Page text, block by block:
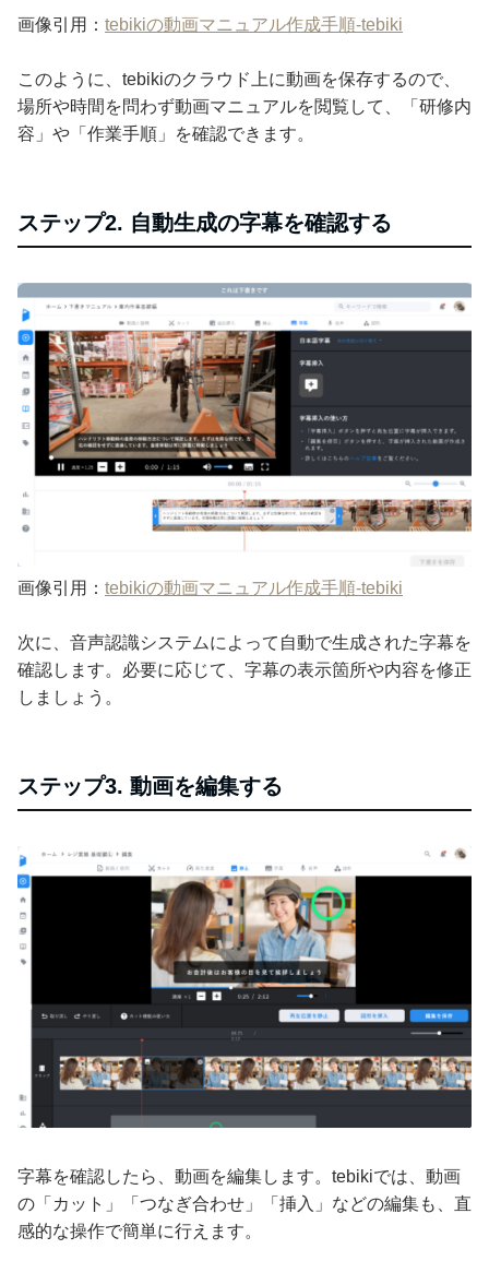
画像引用： tebikiの動画マニュアル作成手順-tebiki
このように、tebikiのクラウド上に動画を保存するので、
場所や時間を問わず動画マニュアルを閲覧して、「研修内
容」や「作業手順」を確認できます。
ステップ2. 自動生成の字幕を確認する
画像引用： tebikiの動画マニュアル作成手順-tebiki
次に、音声認識システムによって自動で生成された字幕を
確認します。必要に応じて、字幕の表示箇所や内容を修正
しましょう。
ステップ3. 動画を編集する
字幕を確認したら、動画を編集します。tebikiでは、動画
の「カット」「つなぎ合わせ」「挿入」などの編集も、直
感的な操作で簡単に行えます。